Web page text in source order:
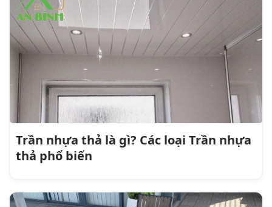
Trần nhựa thả là gì? Các loại Trần nhựa
thả phổ biến